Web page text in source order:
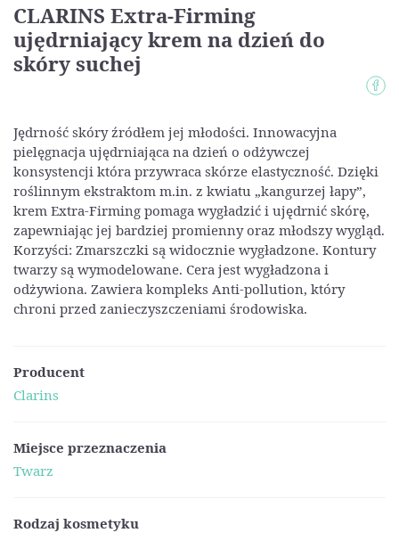
CLARINS Extra-Firming
ujędrniający krem na dzień do
skóry suchej
Jędrność skóry źródłem jej młodości. Innowacyjna
pielęgnacja ujędrniająca na dzień o odżywczej
konsystencji która przywraca skórze elastyczność. Dzięki
roślinnym ekstraktom m.in. z kwiatu „kangurzej łapy”,
krem Extra-Firming pomaga wygładzić i ujędrnić skórę,
zapewniając jej bardziej promienny oraz młodszy wygląd.
Korzyści: Zmarszczki są widocznie wygładzone. Kontury
twarzy są wymodelowane. Cera jest wygładzona i
odżywiona. Zawiera kompleks Anti-pollution, który
chroni przed zanieczyszczeniami środowiska.
Producent
Clarins
Miejsce przeznaczenia
Twarz
Rodzaj kosmetyku